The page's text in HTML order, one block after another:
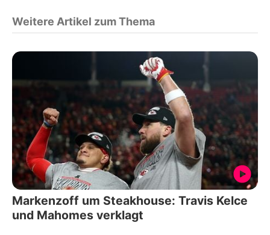
Weitere Artikel zum Thema
Markenzoff um Steakhouse: Travis Kelce
und Mahomes verklagt